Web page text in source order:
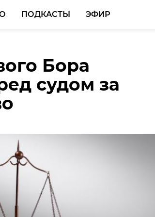
ПОДКАСТЫ ЭФИР
Бора
судом за
Пушкина
на
творческом